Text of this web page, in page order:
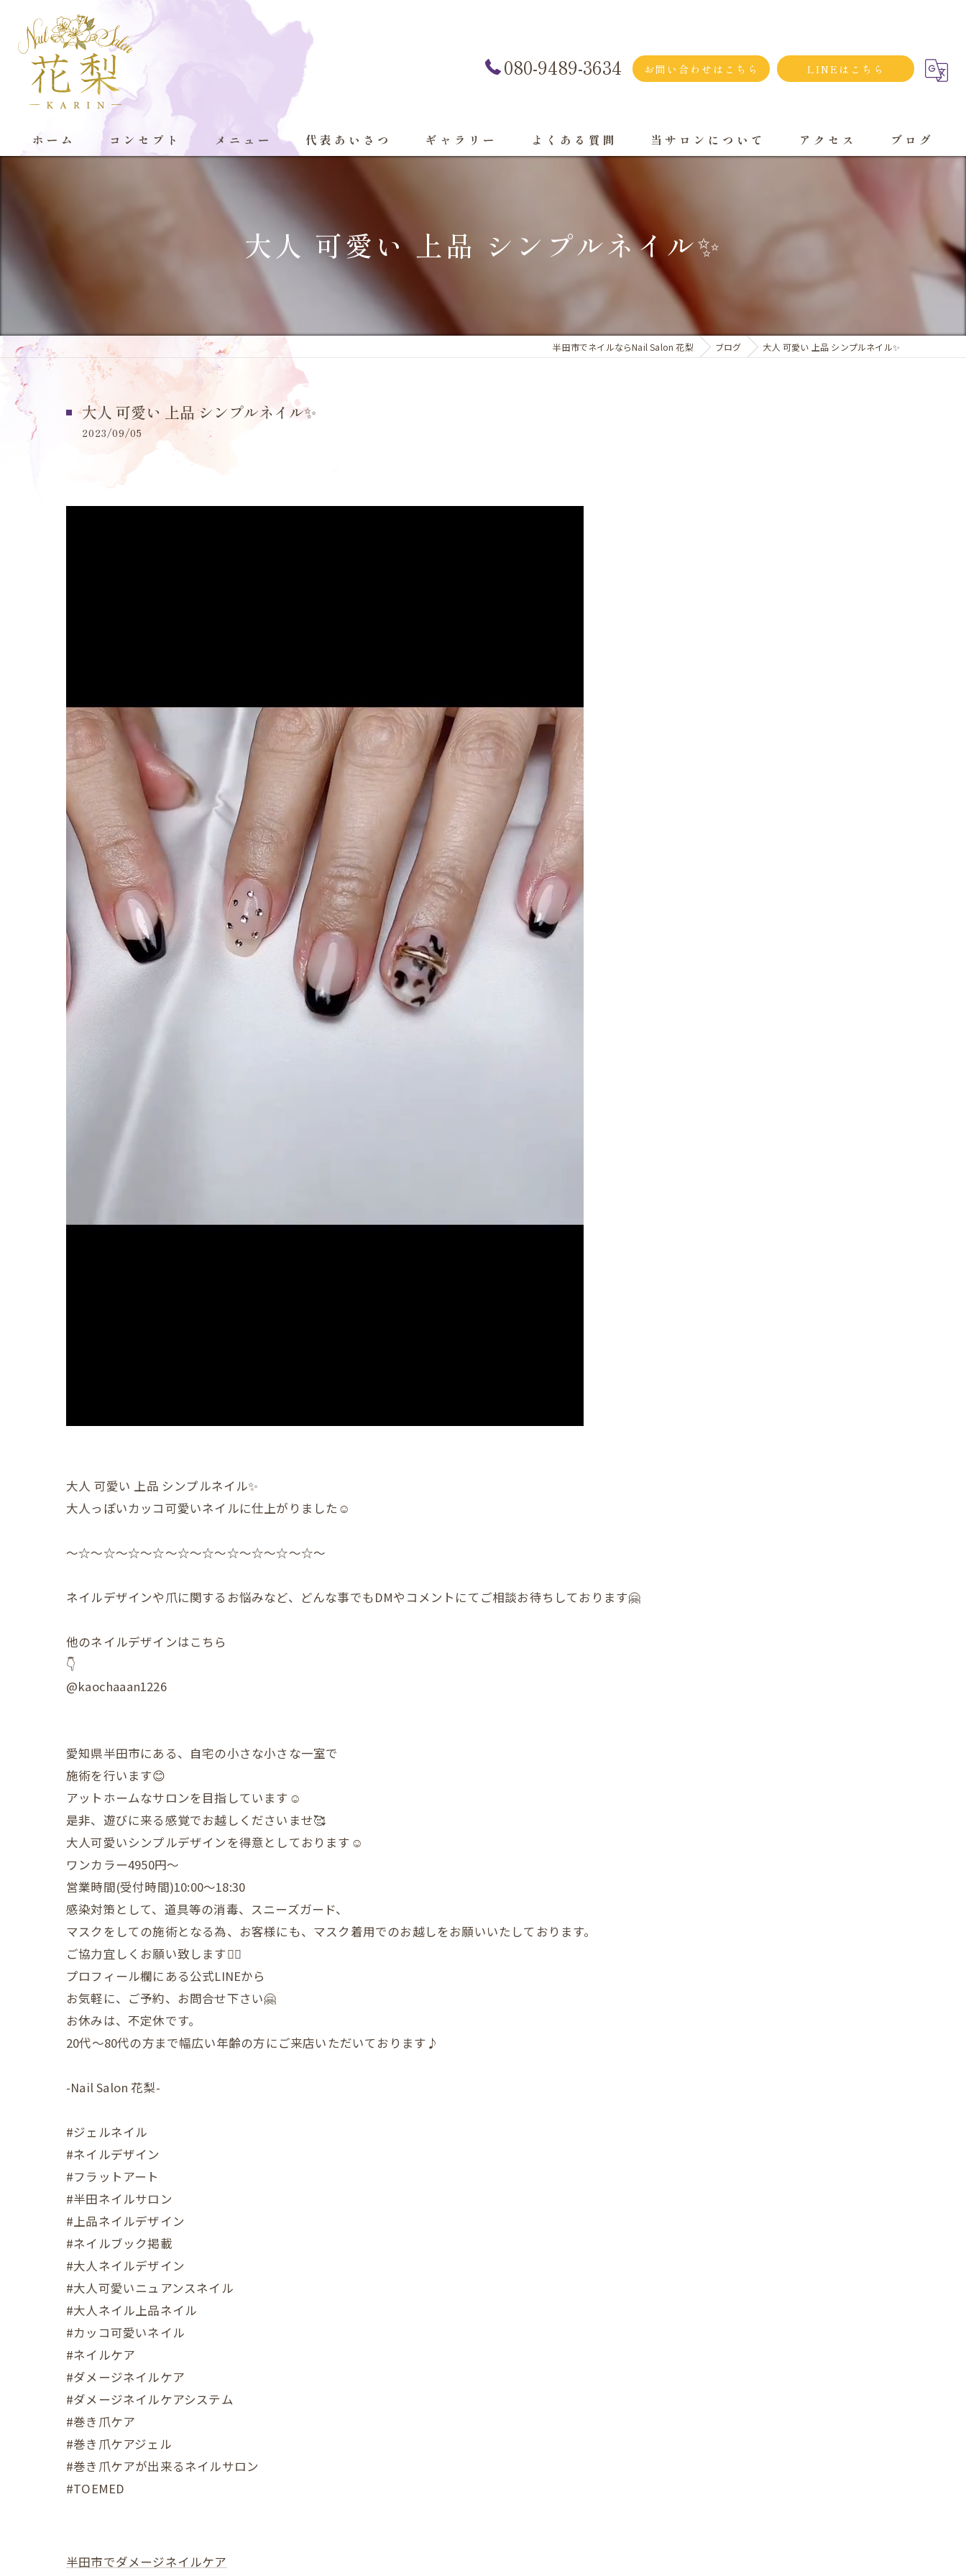
080-9489-3634 お問い合わせはこちら LINEはこちら
ホーム コンセプト メニュー 代表あいさつ ギャラリー よくある質問 当サロンについて
プライベートサロン
大人
持ち込み
アクセス ブログ
大人 可愛い 上品 シンプルネイル✨️
半田市でネイルならNail Salon 花梨 ブログ 大人 可愛い 上品 シンプルネイル✨️
大人 可愛い 上品 シンプルネイル✨️
2023/09/05
大人 可愛い 上品 シンプルネイル✨️
大人っぽいカッコ可愛いネイルに仕上がりました☺️
〜☆〜☆〜☆〜☆〜☆〜☆〜☆〜☆〜☆〜☆〜
ネイルデザインや爪に関するお悩みなど、どんな事でもDMやコメントにてご相談お待ちしております🤗
他のネイルデザインはこちら
👇
@kaochaaan1226
愛知県半田市にある、自宅の小さな小さな一室で
施術を行います😊
アットホームなサロンを目指しています☺️
是非、遊びに来る感覚でお越しくださいませ🥰
大人可愛いシンプルデザインを得意としております☺️
ワンカラー4950円〜
営業時間(受付時間)10:00〜18:30
感染対策として、道具等の消毒、スニーズガード、
マスクをしての施術となる為、お客様にも、マスク着用でのお越しをお願いいたしております。
ご協力宜しくお願い致します🙇‍♀️
プロフィール欄にある公式LINEから
お気軽に、ご予約、お問合せ下さい🤗
お休みは、不定休です。
20代〜80代の方まで幅広い年齢の方にご来店いただいております♪
-Nail Salon 花梨-
#ジェルネイル
#ネイルデザイン
#フラットアート
#半田ネイルサロン
#上品ネイルデザイン
#ネイルブック掲載
#大人ネイルデザイン
#大人可愛いニュアンスネイル
#大人ネイル上品ネイル
#カッコ可愛いネイル
#ネイルケア
#ダメージネイルケア
#ダメージネイルケアシステム
#巻き爪ケア
#巻き爪ケアジェル
#巻き爪ケアが出来るネイルサロン
#TOEMED
半田市でダメージネイルケア